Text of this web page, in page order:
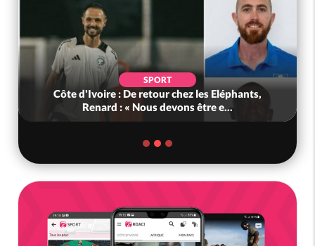
SPORT
Côte d'Ivoire : De retour chez les Eléphants,
Renard : « Nous devons être e...